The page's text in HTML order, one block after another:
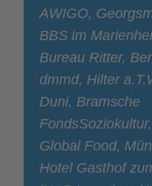
AWIGO,
BBS im
Bureau Ritter,
dmmd, Hilter
Duni, Bramsche
Global Food,
Hotel Gasthof